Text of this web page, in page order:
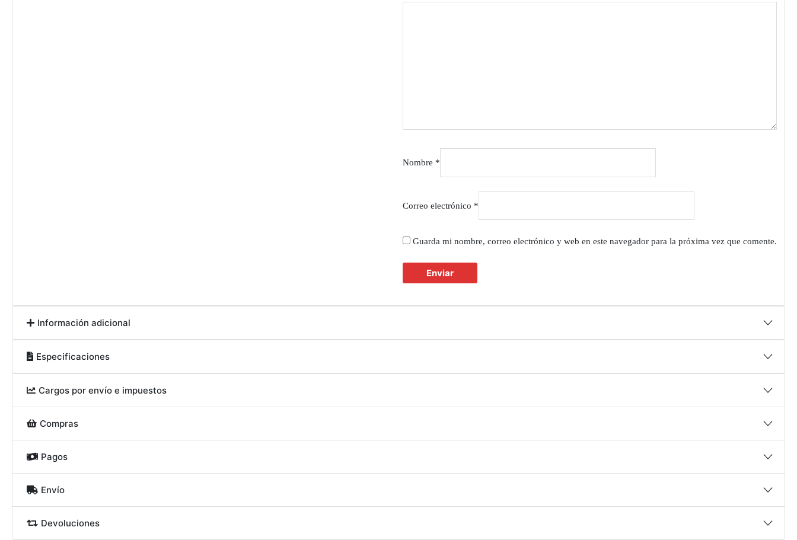
Nombre *
Correo electrónico *
Guarda mi nombre, correo electrónico y web en este navegador para la próxima vez que comente.
Información adicional
Especificaciones
Cargos por envío e impuestos
Compras
Pagos
Envío
Devoluciones